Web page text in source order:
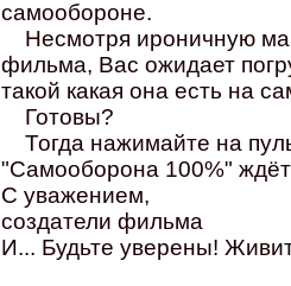
самообороне.
Несмотря ироничную
фильма, Вас ожидает
такой какая она есть на
Готовы?
Тогда нажимайте на
"Самооборона 100%"
С уважением,
создатели фильма
И... Будьте уверены!